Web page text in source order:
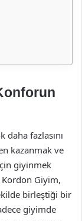
fazlasını
kazanmak ve
giyinmek
Giyim,
birleştiği bir
giyimde